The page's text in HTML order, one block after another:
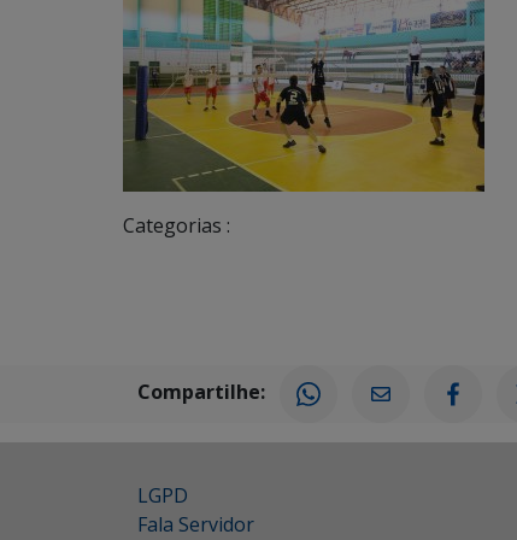
Categorias :
Compartilhe:
LGPD
Fala Servidor